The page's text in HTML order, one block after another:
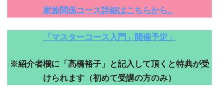
家族関係コース詳細はこちらから。
「マスターコース入門」開催予定」
※紹介者欄に「高橋裕子」と記入して頂くと特典が受
けられます（初めて受講の方のみ）